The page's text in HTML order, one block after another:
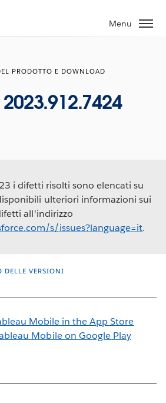
Menu
PRODOTTO E DOWNLOAD
i difetti risolti sono elencati su
ulteriori informazioni sui
all'indirizzo
s/issues?language=it.
DELLE VERSIONI